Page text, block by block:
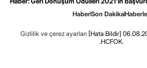
HaberSon Dakika
Gizlilik ve çerez ayarları [Hata Bildir]
.HCFOK.